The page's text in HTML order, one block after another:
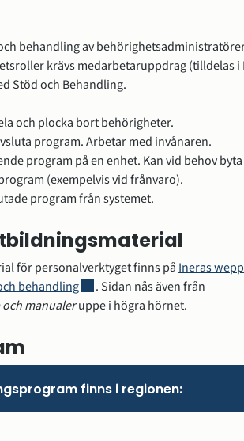
behandling av
krävs medarbetaruppdrag (tilldelas i
Stöd och Behandling.
och plocka bort behörigheter.
program. Arbetar med invånaren.
program på en enhet. Kan vid behov byta
(exempelvis vid frånvaro).
program från systemet.
för personalverktyget finns på Ineras
behandlingLänk till annan webbplats,
. Sidan nås även från
och manualer uppe i högra hörnet.
finns i regionen: